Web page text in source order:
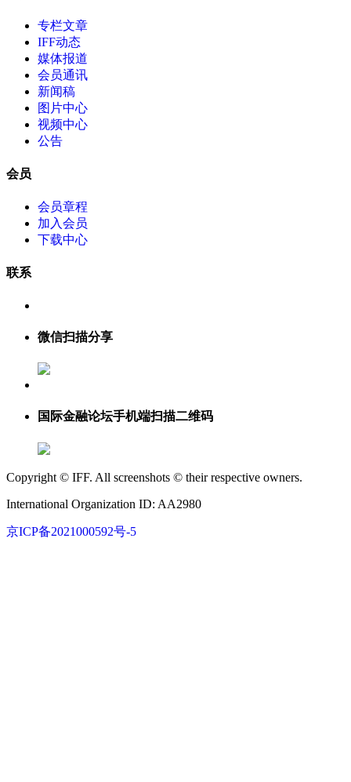
专栏文章
IFF动态
媒体报道
会员通讯
新闻稿
图片中心
视频中心
公告
会员
会员章程
加入会员
下载中心
联系
微信扫描分享
国际金融论坛手机端扫描二维码
Copyright © IFF. All screenshots © their respective owners.
International Organization ID: AA2980
京ICP备2021000592号-5